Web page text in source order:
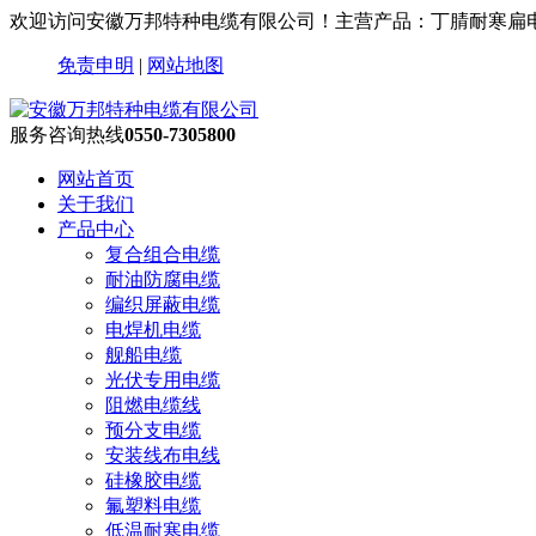
欢迎访问安徽万邦特种电缆有限公司！主营产品：丁腈耐寒扁
免责申明 | 网站地图
服务咨询热线0550-7305800
网站首页
关于我们
产品中心
复合组合电缆
耐油防腐电缆
编织屏蔽电缆
电焊机电缆
舰船电缆
光伏专用电缆
阻燃电缆线
预分支电缆
安装线布电线
硅橡胶电缆
氟塑料电缆
低温耐寒电缆